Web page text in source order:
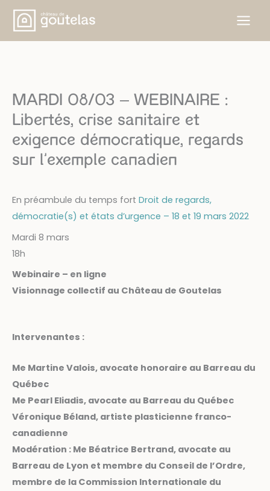
Aller
contenu
MARDI 08/03 – WEBINAIRE :
Libertés, crise sanitaire et
exigence démocratique, regards
sur l’exemple canadien
En préambule du temps fort Droit de regards,
démocratie(s) et états d’urgence – 18 et 19 mars 2022
Mardi 8 mars
18h
Webinaire – en ligne
Visionnage collectif au Château de Goutelas
Intervenantes :
Me Martine Valois, avocate honoraire au Barreau du
Québec
Me Pearl Eliadis, avocate au Barreau du Québec
Véronique Béland, artiste plasticienne franco-
canadienne
Modération : Me Béatrice Bertrand, avocate au
Barreau de Lyon et membre du Conseil de l’Ordre,
membre de la Commission Internationale du